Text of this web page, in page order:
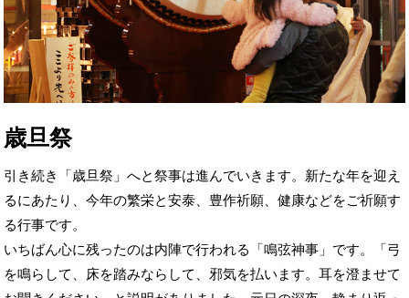
歳旦祭
引き続き「歳旦祭」へと祭事は進んでいきます。新たな年を迎え
るにあたり、今年の繁栄と安泰、豊作祈願、健康などをご祈願す
る行事です。
いちばん心に残ったのは内陣で行われる「鳴弦神事」です。「弓
を鳴らして、床を踏みならして、邪気を払います。耳を澄ませて